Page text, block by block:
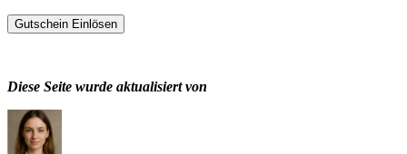
Gutschein Einlösen
Diese Seite wurde aktualisiert von